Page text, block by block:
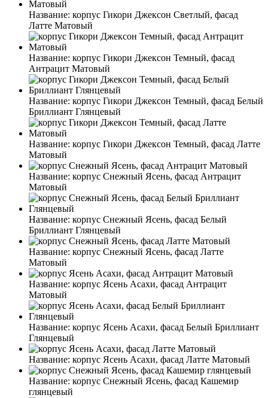
Название: корпус Гикори Джексон Светлый, фасад
Латте Матовый
Название: корпус Гикори Джексон Темный, фасад
Антрацит Матовый
Название: корпус Гикори Джексон Темный, фасад Белый
Бриллиант Глянцевый
Название: корпус Гикори Джексон Темный, фасад Латте
Матовый
Название: корпус Снежный Ясень, фасад Антрацит
Матовый
Название: корпус Снежный Ясень, фасад Белый
Бриллиант Глянцевый
Название: корпус Снежный Ясень, фасад Латте
Матовый
Название: корпус Ясень Асахи, фасад Антрацит
Матовый
Название: корпус Ясень Асахи, фасад Белый Бриллиант
Глянцевый
Название: корпус Ясень Асахи, фасад Латте Матовый
Название: корпус Снежный Ясень, фасад Кашемир
глянцевый